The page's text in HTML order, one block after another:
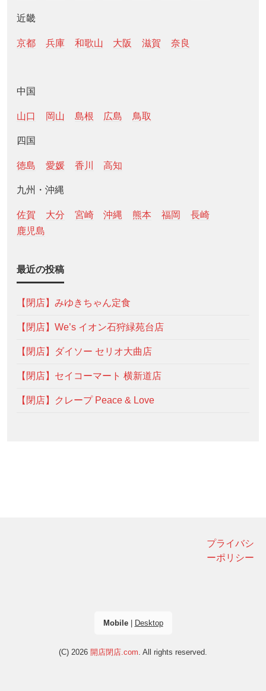
近畿
京都 兵庫 和歌山 大阪 滋賀 奈良
中国
山口 岡山 島根 広島 鳥取
四国
徳島 愛媛 香川 高知
九州・沖縄
佐賀 大分 宮崎 沖縄 熊本 福岡
長崎
鹿児島
最近の投稿
【閉店】みゆきちゃん定食
【閉店】We’s イオン石狩緑苑台店
【閉店】ダイソー セリオ大曲店
【閉店】セイコーマート 横新道店
【閉店】クレープ Peace & Love
プライバシ
ーポリシー
Mobile| Desktop
(C) 2026 開店閉店.com. All rights reserved.